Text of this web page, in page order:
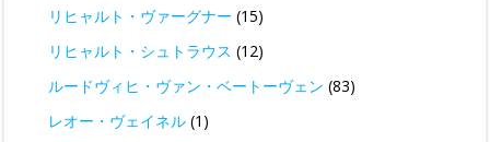
リヒャルト・ヴァーグナー (15)
リヒャルト・シュトラウス (12)
ルードヴィヒ・ヴァン・ベートーヴェン (83)
レオー・ヴェイネル (1)